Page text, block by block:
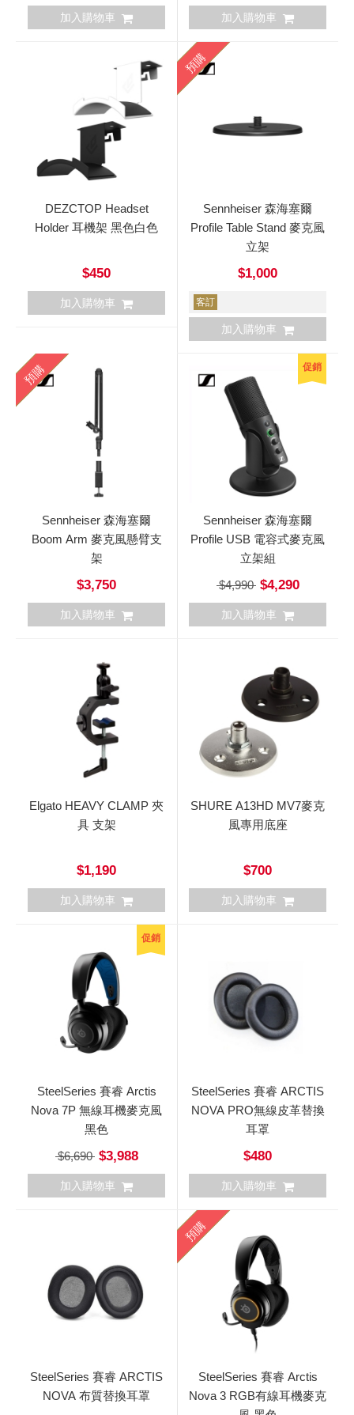
加入購物車 加入購物車
DEZCTOP Headset
Holder 耳機架 黑色白色
$450
加入購物車
預購
Sennheiser 森海塞爾
Profile Table Stand 麥克風
立架
$1,000
客訂
加入購物車
預購
Sennheiser 森海塞爾
Boom Arm 麥克風懸臂支
架
$3,750
加入購物車
促銷
Sennheiser 森海塞爾
Profile USB 電容式麥克風
立架組
$4,990$4,290
加入購物車
Elgato HEAVY CLAMP 夾
具 支架
$1,190
加入購物車
SHURE A13HD MV7麥克
風專用底座
$700
加入購物車
促銷
SteelSeries 賽睿 Arctis
Nova 7P 無線耳機麥克風
黑色
$6,690$3,988
加入購物車
SteelSeries 賽睿 ARCTIS
NOVA PRO無線皮革替換
耳罩
$480
加入購物車
SteelSeries 賽睿 ARCTIS
NOVA 布質替換耳罩
預購
SteelSeries 賽睿 Arctis
Nova 3 RGB有線耳機麥克